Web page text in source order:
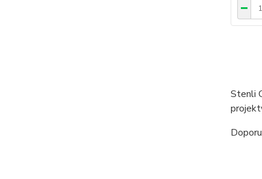
Stenli